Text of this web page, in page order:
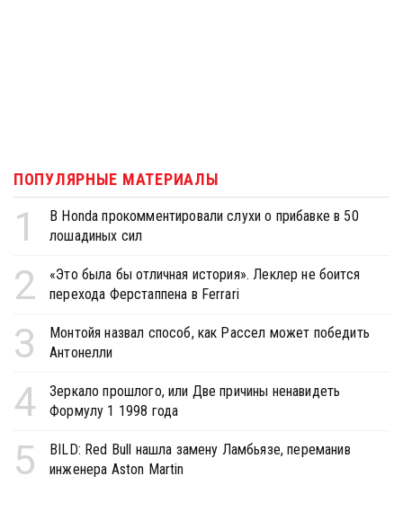
ПОПУЛЯРНЫЕ МАТЕРИАЛЫ
1
В Honda прокомментировали слухи о прибавке в 50
лошадиных сил
2
«Это была бы отличная история». Леклер не боится
перехода Ферстаппена в Ferrari
3
Монтойя назвал способ, как Рассел может победить
Антонелли
4
Зеркало прошлого, или Две причины ненавидеть
Формулу 1 1998 года
5
BILD: Red Bull нашла замену Ламбьязе, переманив
инженера Aston Martin